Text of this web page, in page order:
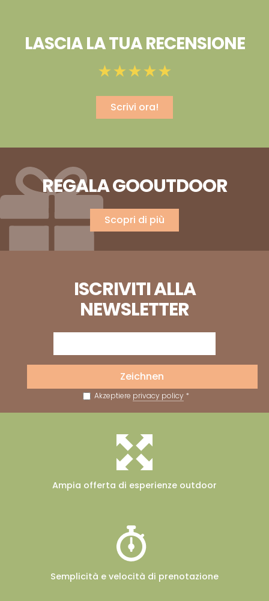
LASCIA LA TUA RECENSIONE
Scrivi ora!
REGALA GOOUTDOOR
Scopri di più
ISCRIVITI ALLA
NEWSLETTER
Akzeptiere privacy policy*
Zeichnen
Ampia offerta di esperienze outdoor
Semplicità e velocità di prenotazione